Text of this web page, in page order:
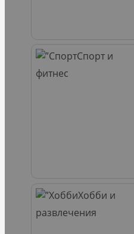
Спорт и
фитнес
Хобби и
развлечения